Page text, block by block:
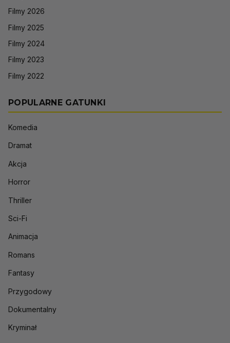
Filmy 2026
Filmy 2025
Filmy 2024
Filmy 2023
Filmy 2022
POPULARNE GATUNKI
Komedia
Dramat
Akcja
Horror
Thriller
Sci-Fi
Animacja
Romans
Fantasy
Przygodowy
Dokumentalny
Kryminał